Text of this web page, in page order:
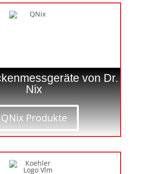
von Dr.
Nix
QNix Produkte